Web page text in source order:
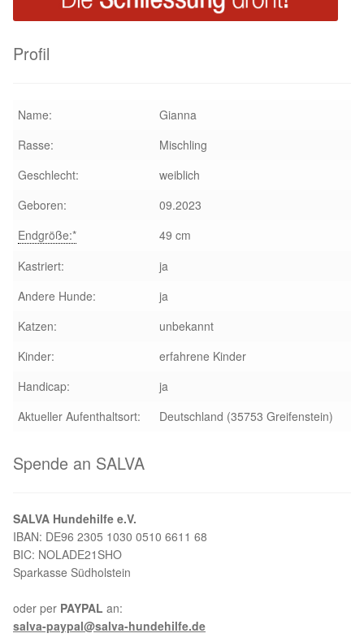
Partnertierheim in Bulgarien
Profil
Name:
Gianna
Rasse:
Mischling
Geschlecht:
weiblich
Geboren:
09.2023
Endgröße:*
49 cm
Kastriert:
ja
Andere Hunde:
ja
Katzen:
unbekannt
Kinder:
erfahrene Kinder
Handicap:
ja
Aktueller Aufenthaltsort:
Deutschland (35753 Greifenstein)
Spende an SALVA
SALVA Hundehilfe e.V.
IBAN: DE96 2305 1030 0510 6611 68
BIC: NOLADE21SHO
Sparkasse Südholstein
oder per PAYPAL an:
salva-paypal@salva-hundehilfe.de